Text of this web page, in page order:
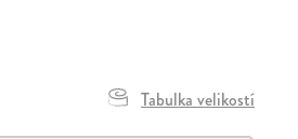
Tabulka velikostí